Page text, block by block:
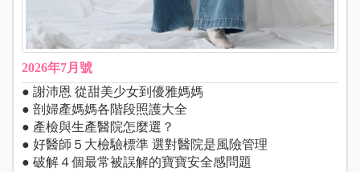
2026年7月號
● 謝沛恩 從甜美少女到優雅媽媽
● 剖婦產媽媽各階段照護大全
● 產檢與生產醫院怎麼選？
● 好醫師５大檢驗標準 選對醫院是風險管理
● 破解４個最常被誤解的寶寶安全感問題